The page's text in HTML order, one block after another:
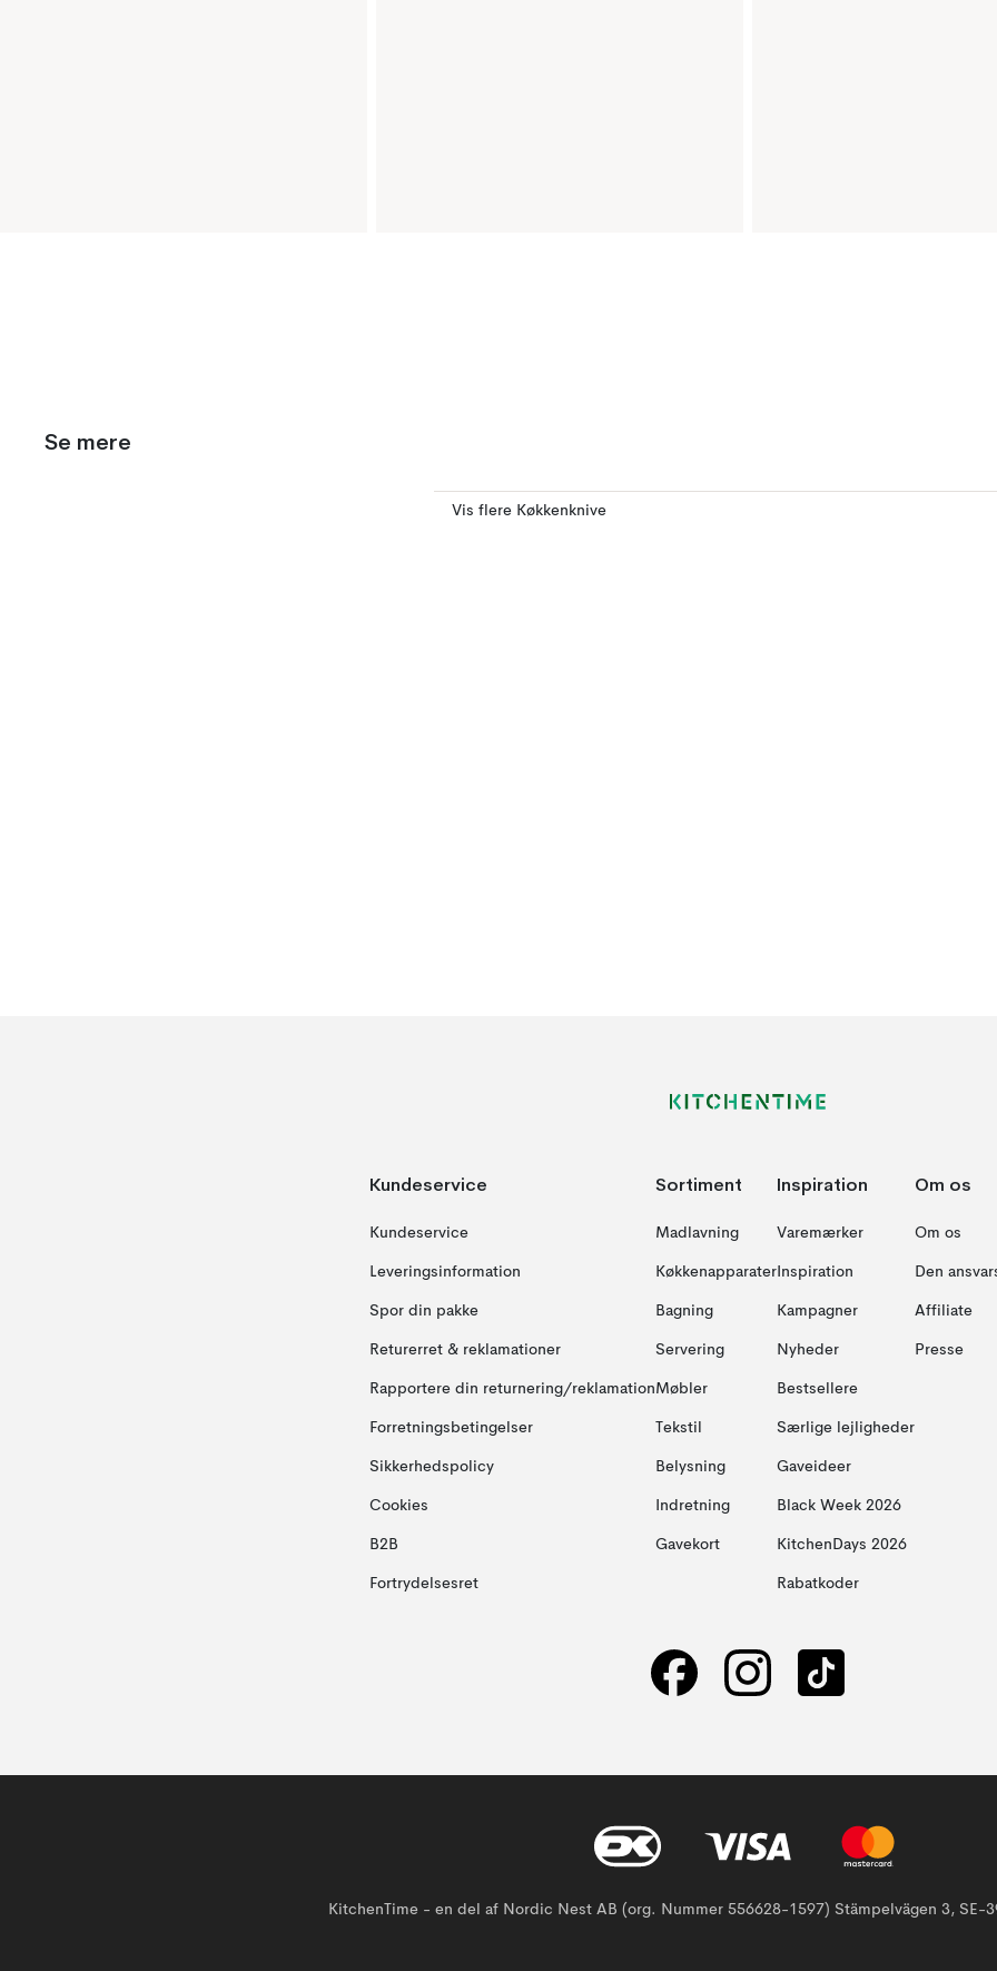
Se mere
Vis flere Køkkenknive
Kundeservice
Kundeservice
Leveringsinformation
Spor din pakke
Returerret & reklamationer
Rapportere din returnering/reklamation
Forretningsbetingelser
Sikkerhedspolicy
Cookies
B2B
Fortrydelsesret
Sortiment
Madlavning
Køkkenapparater
Bagning
Servering
Møbler
Tekstil
Belysning
Indretning
Gavekort
Inspiration
Varemærker
Inspiration
Kampagner
Nyheder
Bestsellere
Særlige lejligheder
Gaveideer
Black Week 2026
KitchenDays 2026
Rabatkoder
Om os
Om os
Den
Affiliate
Presse
KitchenTime - en del af Nordic Nest AB (org. Nummer 556628-1597) Stämpelvägen 3, SE-